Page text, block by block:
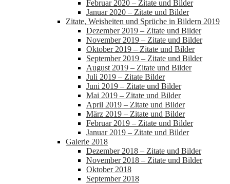
Februar 2020 – Zitate und Bilder
Januar 2020 – Zitate und Bilder
Zitate, Weisheiten und Sprüche in Bildern 2019
Dezember 2019 – Zitate und Bilder
November 2019 – Zitate und Bilder
Oktober 2019 – Zitate und Bilder
September 2019 – Zitate und Bilder
August 2019 – Zitate und Bilder
Juli 2019 – Zitate Bilder
Juni 2019 – Zitate und Bilder
Mai 2019 – Zitate und Bilder
April 2019 – Zitate und Bilder
März 2019 – Zitate und Bilder
Februar 2019 – Zitate und Bilder
Januar 2019 – Zitate und Bilder
Galerie 2018
Dezember 2018 – Zitate und Bilder
November 2018 – Zitate und Bilder
Oktober 2018
September 2018